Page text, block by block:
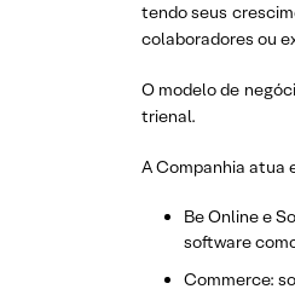
tendo seus
colaboradores ou
O modelo de
trienal.
A Companhia atua
Be Online e
software
Commerce: